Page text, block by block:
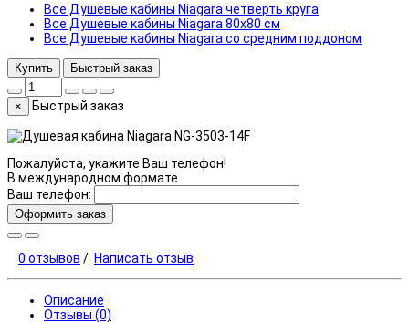
Все Душевые кабины Niagara четверть круга
Все Душевые кабины Niagara 80x80 см
Все Душевые кабины Niagara со средним поддоном
Купить Быстрый заказ
× Быстрый заказ
Пожалуйста, укажите Ваш телефон!
В международном формате.
Ваш телефон:
Оформить заказ
0 отзывов / Написать отзыв
Описание
Отзывы (0)